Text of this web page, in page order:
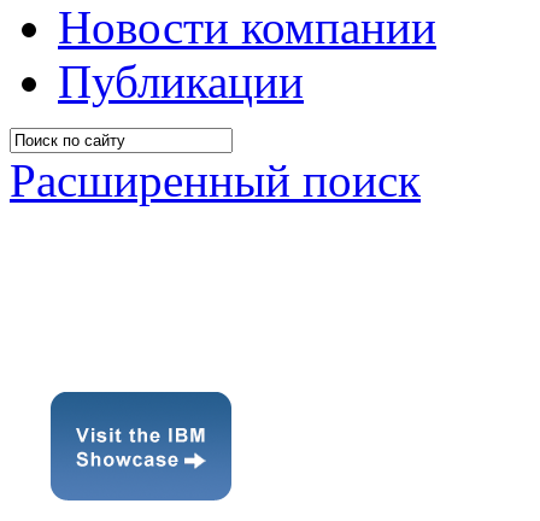
Новости компании
Публикации
Расширенный поиск